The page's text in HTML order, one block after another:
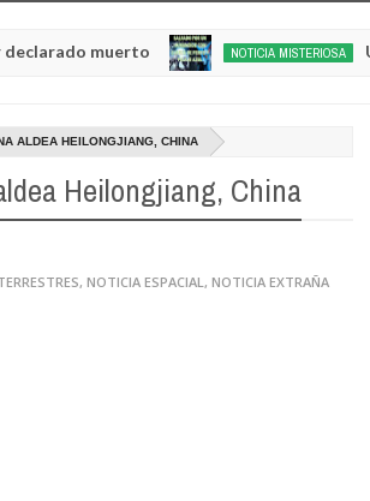
NOTICIA MISTERIOSA Un
ALDEA HEILONGJIANG, CHINA
Heilongjiang, China
, NOTICIA ESPACIAL, NOTICIA EXTRAÑA